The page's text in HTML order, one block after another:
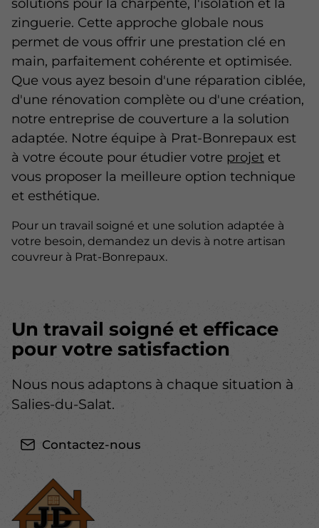
zinguerie. Cette approche globale nous
permet de vous offrir une prestation clé en
main, parfaitement cohérente et optimisée.
Que vous ayez besoin d'une réparation ciblée,
d'une rénovation complète ou d'une création,
notre entreprise de couverture a la solution
adaptée. Notre équipe à Prat-Bonrepaux est
à votre écoute pour étudier votre projet et
vous proposer la meilleure option technique
et esthétique.
Pour un travail soigné et une solution adaptée à
votre besoin, demandez un devis à notre artisan
couvreur à Prat-Bonrepaux.
Un travail soigné et efficace
pour votre satisfaction
Nous nous adaptons à chaque situation à
Salies-du-Salat.
Contactez-nous